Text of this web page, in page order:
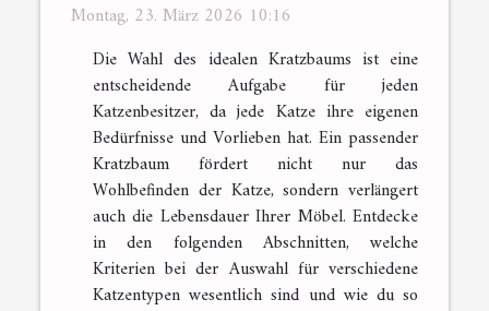
Montag, 23. März 2026 10:16
Die Wahl des idealen Kratzbaums ist eine
entscheidende Aufgabe für jeden
Katzenbesitzer, da jede Katze ihre eigenen
Bedürfnisse und Vorlieben hat. Ein passender
Kratzbaum fördert nicht nur das
Wohlbefinden der Katze, sondern verlängert
auch die Lebensdauer Ihrer Möbel. Entdecke
in den folgenden Abschnitten, welche
Kriterien bei der Auswahl für verschiedene
Katzentypen wesentlich sind und wie du so